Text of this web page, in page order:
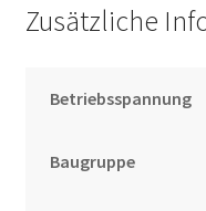
Zusätzliche
Betriebsspannung
Baugruppe